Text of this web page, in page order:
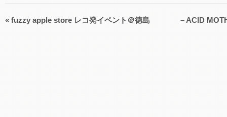
イ
« fuzzy apple store レコ発イベント＠徳島 – ACID